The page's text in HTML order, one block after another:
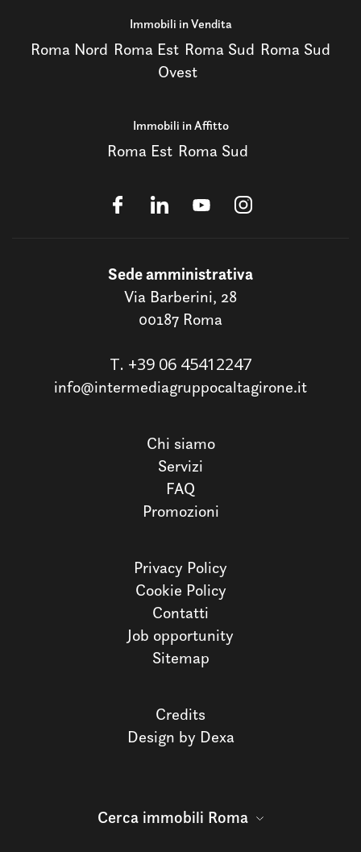
Immobili in Vendita
Roma Nord Roma Est Roma Sud Roma Sud
Ovest
Immobili in Affitto
Roma Est Roma Sud
Sede amministrativa
Via Barberini, 28
00187 Roma
T. +39 06 45412247
info@intermediagruppocaltagirone.it
Chi siamo
Servizi
FAQ
Promozioni
Privacy Policy
Cookie Policy
Contatti
Job opportunity
Sitemap
Credits
Design by Dexa
Cerca immobili Roma